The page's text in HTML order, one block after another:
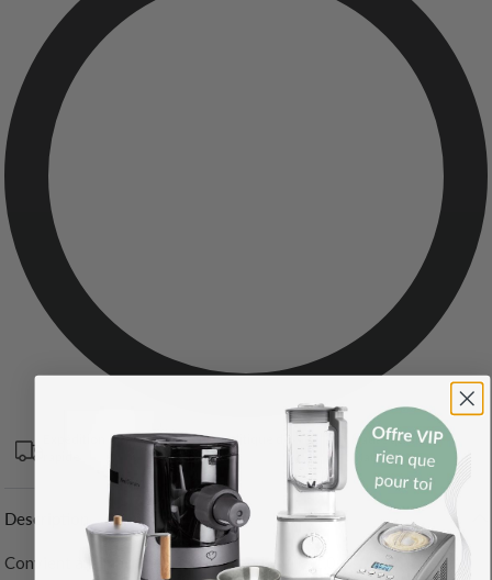
30 jours Politique de
retour
Haute qualité
Matériaux
Description
Convient à la machine à lait d'amande Mila 1,0 l.